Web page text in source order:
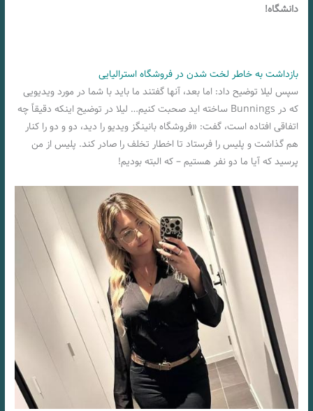
دانشگاه!
بازداشت به خاطر لخت شدن در فروشگاه استرالیایی
سپس لیلا توضیح داد: اما بعد، آنها گفتند ما باید با شما در مورد ویدیویی
که در Bunnings ساخته اید صحبت کنیم… لیلا در توضیح اینکه دقیقاً چه
اتفاقی افتاده است، گفت: «فروشگاه بانینگز ویدیو را دید، دو و دو را کنار
هم گذاشت و پلیس را فرستاد تا اخطار تخلف را صادر کند. پلیس از من
پرسید که آیا ما دو نفر هستیم – که البته بودیم!